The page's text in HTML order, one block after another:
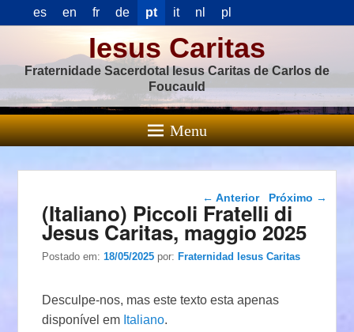
es en fr de pt it nl pl
Iesus Caritas
Fraternidade Sacerdotal Iesus Caritas de Carlos de
Foucauld
Menu
Navegação das
postagens
← Anterior Próximo →
(Italiano) Piccoli Fratelli di
Jesus Caritas, maggio 2025
Postado em:18/05/2025 por:Fraternidad Iesus Caritas
Desculpe-nos, mas este texto esta apenas
disponível em Italiano.